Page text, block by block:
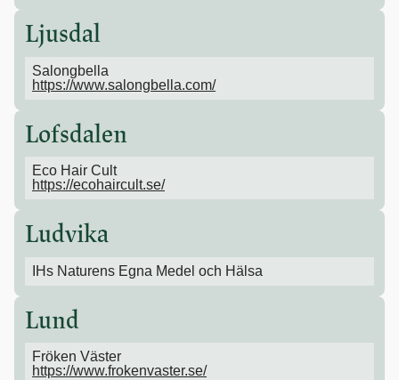
Ljusdal
Salongbella
https://www.salongbella.com/
Lofsdalen
Eco Hair Cult
https://ecohaircult.se/
Ludvika
IHs Naturens Egna Medel och Hälsa
Lund
Fröken Väster
https://www.frokenvaster.se/